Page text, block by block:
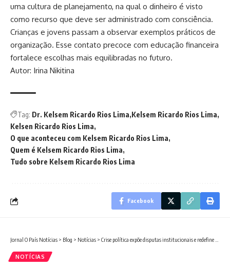
uma cultura de planejamento, na qual o dinheiro é visto
como recurso que deve ser administrado com consciência.
Crianças e jovens passam a observar exemplos práticos de
organização. Esse contato precoce com educação financeira
fortalece escolhas mais equilibradas no futuro.
Autor: Irina Nikitina
Tag: Dr. Kelsem Ricardo Rios Lima Kelsem Ricardo Rios Lima
Kelsen Ricardo Rios Lima
O que aconteceu com Kelsem Ricardo Rios Lima
Quem é Kelsem Ricardo Rios Lima
Tudo sobre Kelsem Ricardo Rios Lima
Facebook
Jornal O País Notícias > Blog > Notícias > Crise política expõe disputas institucionais e redefine o cenário do poder no Brasil
NOTÍCIAS